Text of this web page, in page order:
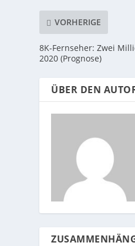
VORHERIGE
8K-Fernseher: Zwei
2020 (Prognose)
ÜBER DEN